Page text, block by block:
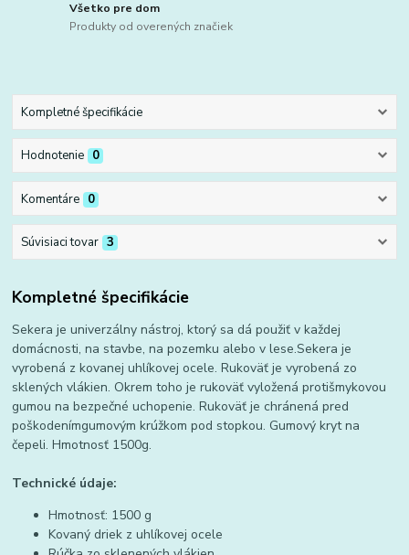
Všetko pre dom
Produkty od overených značiek
Kompletné špecifikácie
Hodnotenie 0
Komentáre 0
Súvisiaci tovar 3
Kompletné špecifikácie
Sekera je univerzálny nástroj, ktorý sa dá použiť v každej
domácnosti, na stavbe, na pozemku alebo v lese.Sekera je
vyrobená z kovanej uhlíkovej ocele. Rukoväť je vyrobená zo
sklených vlákien. Okrem toho je rukoväť vyložená protišmykovou
gumou na bezpečné uchopenie. Rukoväť je chránená pred
poškodenímgumovým krúžkom pod stopkou. Gumový kryt na
čepeli. Hmotnosť 1500g.
Technické údaje:
Hmotnosť: 1500 g
Kovaný driek z uhlíkovej ocele